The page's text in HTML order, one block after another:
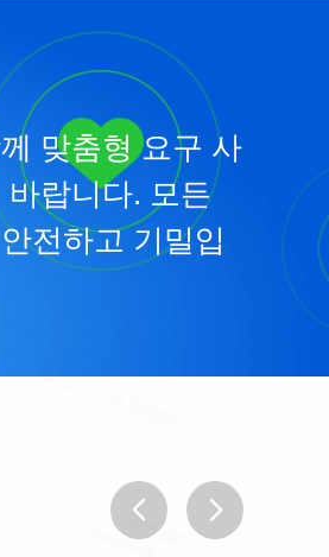
맞춤형 요구 사
랍니다. 모든
전하고 기밀입